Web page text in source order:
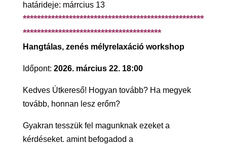
határideje: márrcius 13
***************************************************
***************************************
Hangtálas, zenés mélyrelaxáció workshop
Időpont: 2026. március 22. 18:00
Kedves Útkereső! Hogyan tovább? Ha megyek
tovább, honnan lesz erőm?
Gyakran tesszük fel magunknak ezeket a
kérdéseket. amint befogadod a